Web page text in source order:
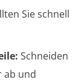
Sie schnell
Schneiden
ab und